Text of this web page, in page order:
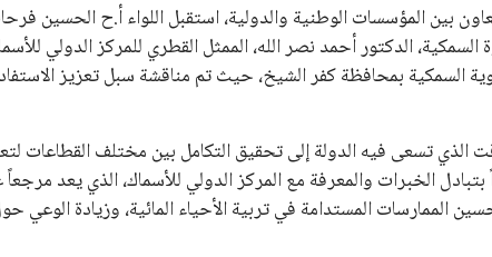
بين المؤسسات الوطنية والدولية، استقبل اللواء أ.ح الحسين
السمكية، الدكتور أحمد نصر الله، الممثل القطري للمركز الدولي
السمكية بمحافظة كفر الشيخ، حيث تم مناقشة سبل تعزيز
الذي تسعى فيه الدولة إلى تحقيق التكامل بين مختلف القطاعات
بتبادل الخبرات والمعرفة مع المركز الدولي للأسماك، الذي يعد
الممارسات المستدامة في تربية الأحياء المائية، وزيادة الوعي